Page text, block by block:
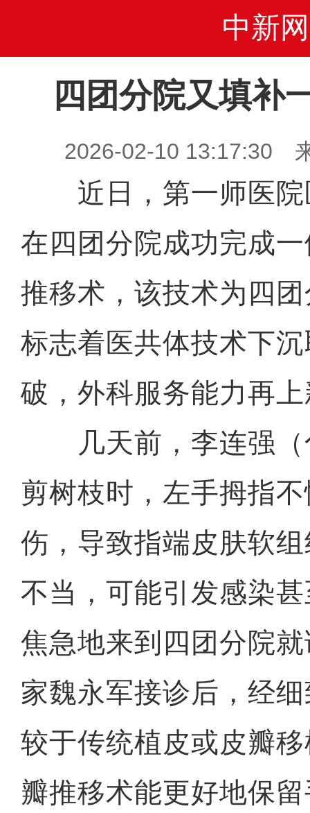
中新网
四团分院又填补
2026-02-10 13:17:30
近日，第一师医院
在四团分院成功完成
推移术，该技术为四
标志着医共体技术下
破，外科服务能力再
几天前，李连强（
剪树枝时，左手拇指
伤，导致指端皮肤软
不当，可能引发感染
焦急地来到四团分院
家魏永军接诊后，经
较于传统植皮或皮瓣
瓣推移术能更好地保